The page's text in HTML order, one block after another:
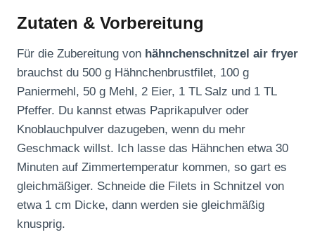
Zutaten & Vorbereitung
Für die Zubereitung von hähnchenschnitzel air fryer
brauchst du 500 g Hähnchenbrustfilet, 100 g
Paniermehl, 50 g Mehl, 2 Eier, 1 TL Salz und 1 TL
Pfeffer. Du kannst etwas Paprikapulver oder
Knoblauchpulver dazugeben, wenn du mehr
Geschmack willst. Ich lasse das Hähnchen etwa 30
Minuten auf Zimmertemperatur kommen, so gart es
gleichmäßiger. Schneide die Filets in Schnitzel von
etwa 1 cm Dicke, dann werden sie gleichmäßig
knusprig.